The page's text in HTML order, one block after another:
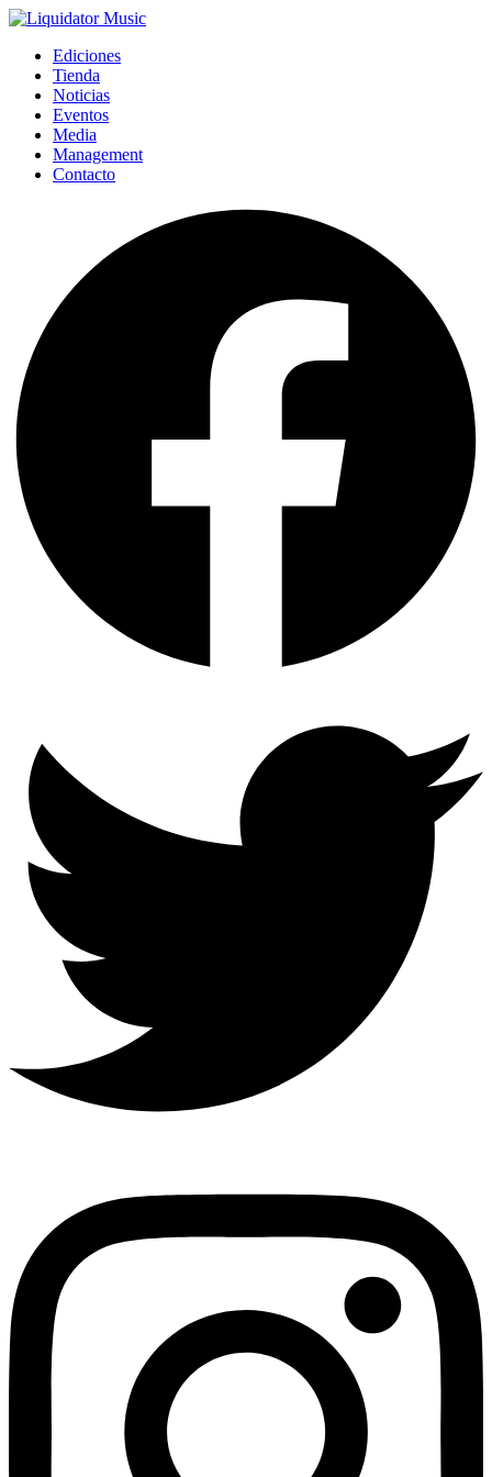
Ediciones
Tienda
Noticias
Eventos
Media
Management
Contacto